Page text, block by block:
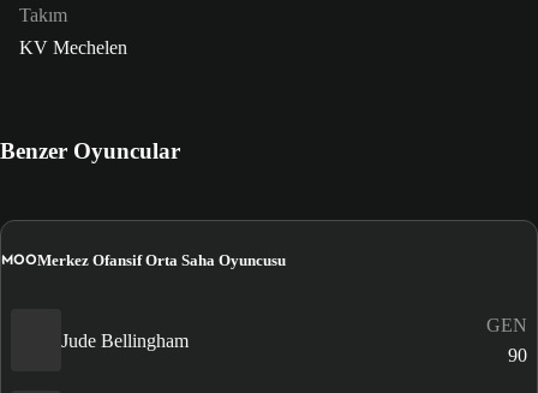
Takım
KV Mechelen
Benzer Oyuncular
MOOMerkez Ofansif Orta Saha Oyuncusu
Jude Bellingham
GEN
90